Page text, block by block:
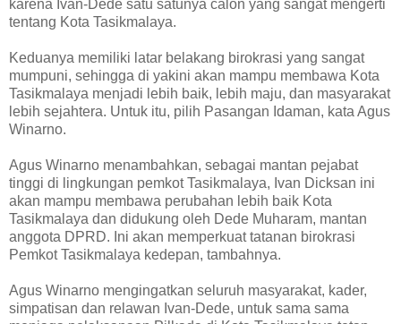
karena Ivan-Dede satu satunya calon yang sangat mengerti
tentang Kota Tasikmalaya.
Keduanya memiliki latar belakang birokrasi yang sangat
mumpuni, sehingga di yakini akan mampu membawa Kota
Tasikmalaya menjadi lebih baik, lebih maju, dan masyarakat
lebih sejahtera. Untuk itu, pilih Pasangan Idaman, kata Agus
Winarno.
Agus Winarno menambahkan, sebagai mantan pejabat
tinggi di lingkungan pemkot Tasikmalaya, Ivan Dicksan ini
akan mampu membawa perubahan lebih baik Kota
Tasikmalaya dan didukung oleh Dede Muharam, mantan
anggota DPRD. Ini akan memperkuat tatanan birokrasi
Pemkot Tasikmalaya kedepan, tambahnya.
Agus Winarno mengingatkan seluruh masyarakat, kader,
simpatisan dan relawan Ivan-Dede, untuk sama sama